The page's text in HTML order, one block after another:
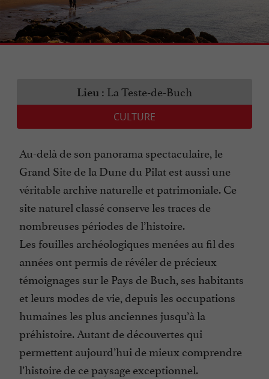
Lieu : La Teste-de-Buch
CULTURE
Au-delà de son panorama spectaculaire, le
Grand Site de la Dune du Pilat est aussi une
véritable archive naturelle et patrimoniale. Ce
site naturel classé conserve les traces de
nombreuses périodes de l’histoire.
Les fouilles archéologiques menées au fil des
années ont permis de révéler de précieux
témoignages sur le Pays de Buch, ses habitants
et leurs modes de vie, depuis les occupations
humaines les plus anciennes jusqu’à la
préhistoire. Autant de découvertes qui
permettent aujourd’hui de mieux comprendre
l’histoire de ce paysage exceptionnel.